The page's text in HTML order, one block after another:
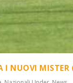
I NUOVI MISTER